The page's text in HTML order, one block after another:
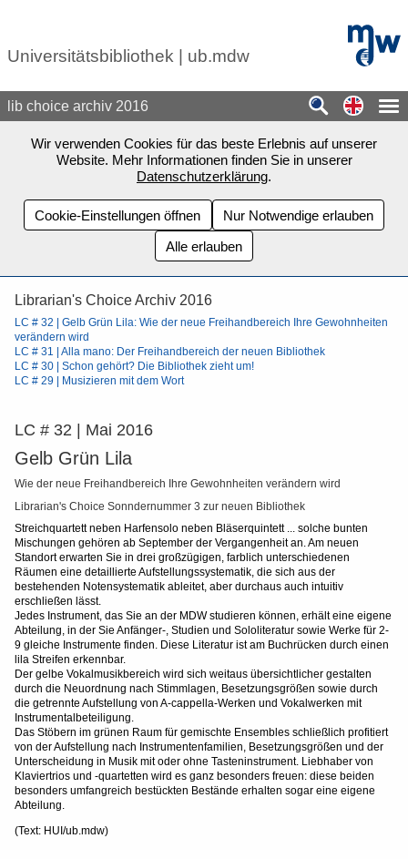
Universitätsbibliothek | ub.mdw
mdw -
lib choice archiv 2016
Wir verwenden Cookies für das beste Erlebnis auf unserer
Website. Mehr Informationen finden Sie in unserer
Datenschutzerklärung.
Cookie-Einstellungen öffnen
Nur Notwendige erlauben
Alle erlauben
Librarian's Choice Archiv 2016
LC # 32 | Gelb Grün Lila: Wie der neue Freihandbereich Ihre Gewohnheiten
verändern wird
LC # 31 | Alla mano: Der Freihandbereich der neuen Bibliothek
LC # 30 | Schon gehört? Die Bibliothek zieht um!
LC # 29 | Musizieren mit dem Wort
LC # 32 | Mai 2016
Gelb Grün Lila
Wie der neue Freihandbereich Ihre Gewohnheiten verändern wird
Librarian's Choice Sonndernummer 3 zur neuen Bibliothek
Streichquartett neben Harfensolo neben Bläserquintett ... solche bunten
Mischungen gehören ab September der Vergangenheit an. Am neuen
Standort erwarten Sie in drei großzügigen, farblich unterschiedenen
Räumen eine detaillierte Aufstellungssystematik, die sich aus der
bestehenden Notensystematik ableitet, aber durchaus auch intuitiv
erschließen lässt.
Jedes Instrument, das Sie an der MDW studieren können, erhält eine eigene
Abteilung, in der Sie Anfänger-, Studien und Sololiteratur sowie Werke für 2-
9 gleiche Instrumente finden. Diese Literatur ist am Buchrücken durch einen
lila Streifen erkennbar.
Der gelbe Vokalmusikbereich wird sich weitaus übersichtlicher gestalten
durch die Neuordnung nach Stimmlagen, Besetzungsgrößen sowie durch
die getrennte Aufstellung von A-cappella-Werken und Vokalwerken mit
Instrumentalbeteiligung.
Das Stöbern im grünen Raum für gemischte Ensembles schließlich profitiert
von der Aufstellung nach Instrumentenfamilien, Besetzungsgrößen und der
Unterscheidung in Musik mit oder ohne Tasteninstrument. Liebhaber von
Klaviertrios und -quartetten wird es ganz besonders freuen: diese beiden
besonders umfangreich bestückten Bestände erhalten sogar eine eigene
Abteilung.
(Text: HUI/ub.mdw)